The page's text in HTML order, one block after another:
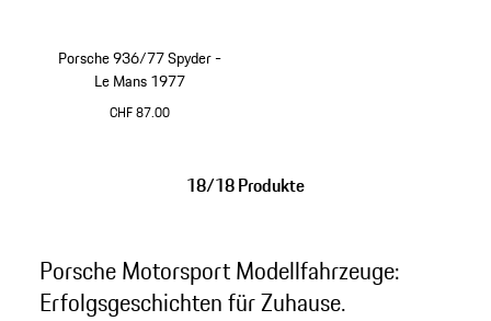
Porsche 936/77 Spyder -
Le Mans 1977
CHF 87.00
18/18 Produkte
Porsche Motorsport Modellfahrzeuge:
Erfolgsgeschichten für Zuhause.